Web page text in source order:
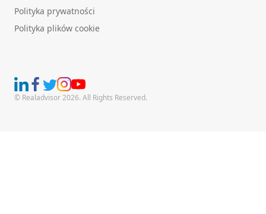
Polityka prywatności
Polityka plików cookie
© Realadvisor 2026. All Rights Reserved.